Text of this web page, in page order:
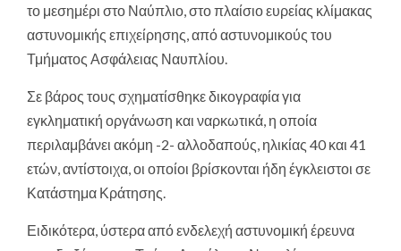
το μεσημέρι στο Ναύπλιο, στο πλαίσιο ευρείας κλίμακας
αστυνομικής επιχείρησης, από αστυνομικούς του
Τμήματος Ασφάλειας Ναυπλίου.
Σε βάρος τους σχηματίσθηκε δικογραφία για
εγκληματική οργάνωση και ναρκωτικά, η οποία
περιλαμβάνει ακόμη -2- αλλοδαπούς, ηλικίας 40 και 41
ετών, αντίστοιχα, οι οποίοι βρίσκονται ήδη έγκλειστοι σε
Κατάστημα Κράτησης.
Ειδικότερα, ύστερα από ενδελεχή αστυνομική έρευνα